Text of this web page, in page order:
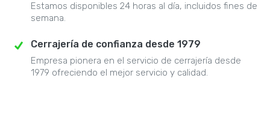
Estamos disponibles 24 horas al día, incluidos fines de
semana.
Cerrajería de confianza desde 1979
Empresa pionera en el servicio de cerrajería desde
1979 ofreciendo el mejor servicio y calidad.